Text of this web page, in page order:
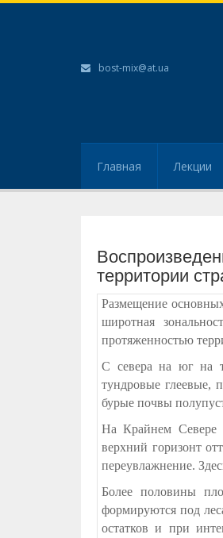
bost-mix@at.ua
Главная Лекции
территории
Размещение
широтная
протяженностью
С севера на юг на
тундровые глеевые,
бурые почвы
На Крайнем Севере
верхний горизонт
переувлажнение.
Более половины
формируются под
остатков и при